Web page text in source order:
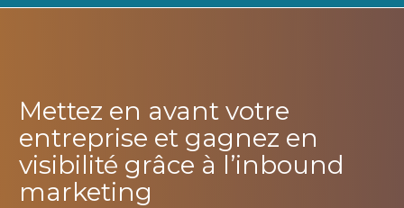
Mettez en avant votre
entreprise et gagnez en
visibilité grâce à l’inbound
marketing